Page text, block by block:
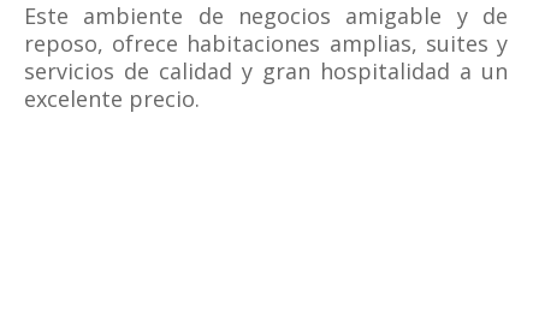
Este ambiente de negocios amigable y de
reposo, ofrece habitaciones amplias, suites y
servicios de calidad y gran hospitalidad a un
excelente precio.